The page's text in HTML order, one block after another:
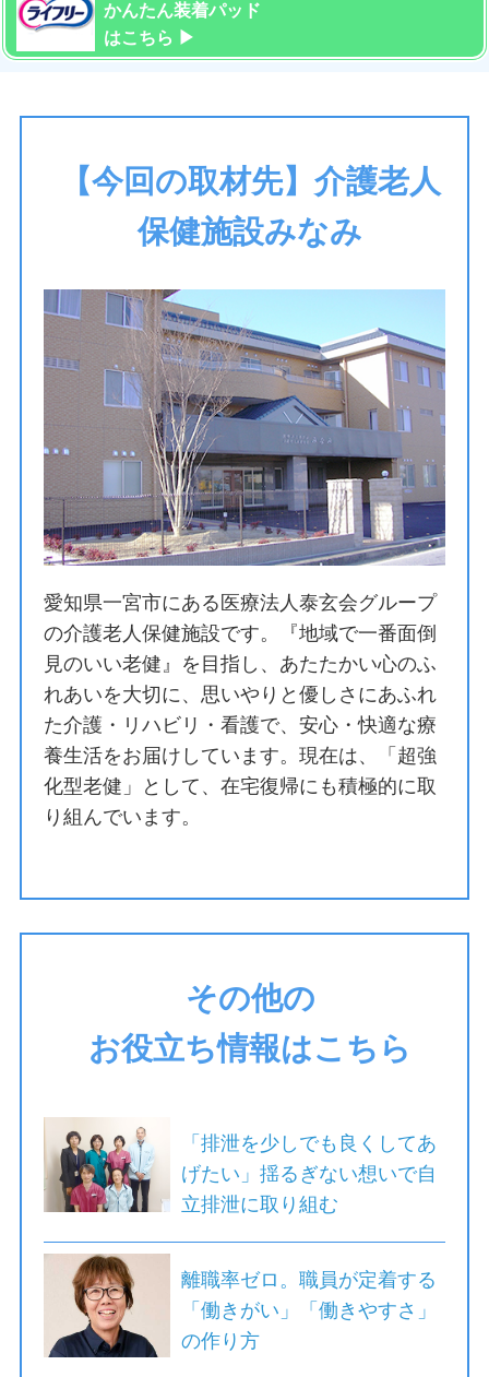
かんたん装着パッド
はこちら ▶︎
【今回の取材先】介護老人
保健施設みなみ
愛知県一宮市にある医療法人泰玄会グループ
の介護老人保健施設です。『地域で一番面倒
見のいい老健』を目指し、あたたかい心のふ
れあいを大切に、思いやりと優しさにあふれ
た介護・リハビリ・看護で、安心・快適な療
養生活をお届けしています。現在は、「超強
化型老健」として、在宅復帰にも積極的に取
り組んでいます。
その他の
お役立ち情報はこちら
「排泄を少しでも良くしてあ
げたい」揺るぎない想いで自
立排泄に取り組む
離職率ゼロ。職員が定着する
「働きがい」「働きやすさ」
の作り方